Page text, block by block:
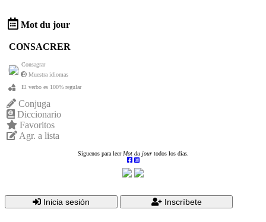
Mot du jour
CONSACRER
Consagrar
Muestra idiomas
El verbo es 100% regular
Conjuga
Diccionario
Favoritos
Agr. a lista
Síguenos para leer Mot du jourtodos los días.
Inicia sesión Inscríbete